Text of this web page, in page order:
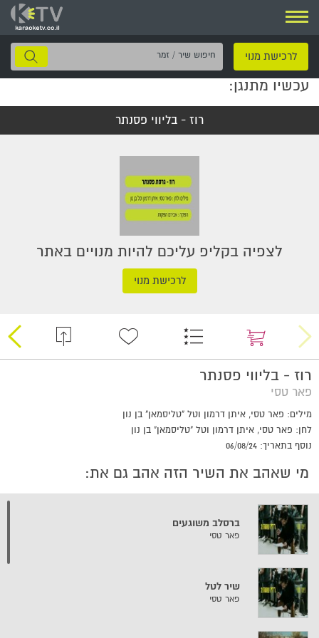
ניווט
לרכישת מנוי
חיפוש
שיר
עכשיו מתנגן:
רוז - בליווי פסנתר
לצפיה בקליפ עליכם להיות מנויים באתר
לרכישת מנוי
רוז - בליווי פסנתר
פאר טסי
מילים: פאר טסי, איתן דרמון וטל "טליסמאן" בן נון
לחן: פאר טסי, איתן דרמון וטל "טליסמאן" בן נון
נוסף בתאריך: 06/08/24
מי שאהב את השיר הזה אהב גם את:
ברסלב משוגעים
פאר טסי
שיר לטל
פאר טסי